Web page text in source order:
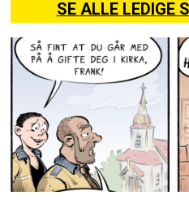
SE ALLE LEDIGE